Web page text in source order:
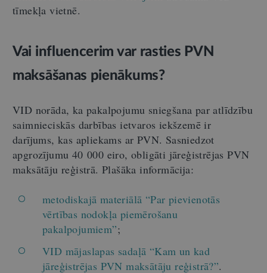
tīmekļa vietnē.
Vai influencerim var rasties PVN
maksāšanas pienākums?
VID norāda, ka pakalpojumu sniegšana par atlīdzību
saimnieciskās darbības ietvaros iekšzemē ir
darījums, kas apliekams ar PVN. Sasniedzot
apgrozījumu 40 000 eiro, obligāti jāreģistrējas PVN
maksātāju reģistrā. Plašāka informācija:
metodiskajā materiālā “Par pievienotās
vērtības nodokļa piemērošanu
pakalpojumiem”;
VID mājaslapas sadaļā “Kam un kad
jāreģistrējas PVN maksātāju reģistrā?”.